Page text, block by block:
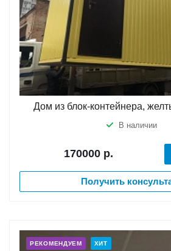
Дом из блок-контейнера,
В наличии
170000 р.
Получить
РЕКОМЕНДУЕМ ХИТ